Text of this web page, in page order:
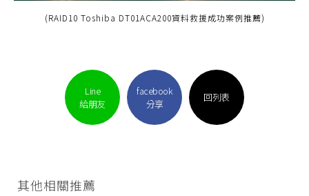
(RAID10 Toshiba DT01ACA200資料救援成功案例推薦)
Line
給朋友
facebook
分享
回列表
其他相關推薦